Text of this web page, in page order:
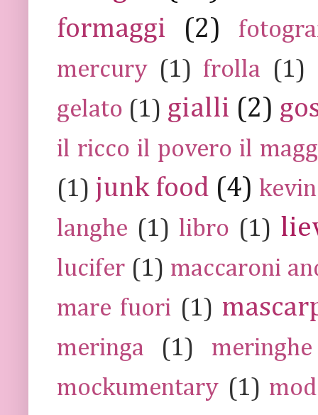
formaggi
(2)
mercury (1) frolla (1)
gelato (1) gialli (2)
il ricco il povero il
(1) junk food (4)
langhe (1) libro (1)
lucifer (1) maccaroni
mare fuori (1)
meringa (1)
meringhe
mockumentary (1)